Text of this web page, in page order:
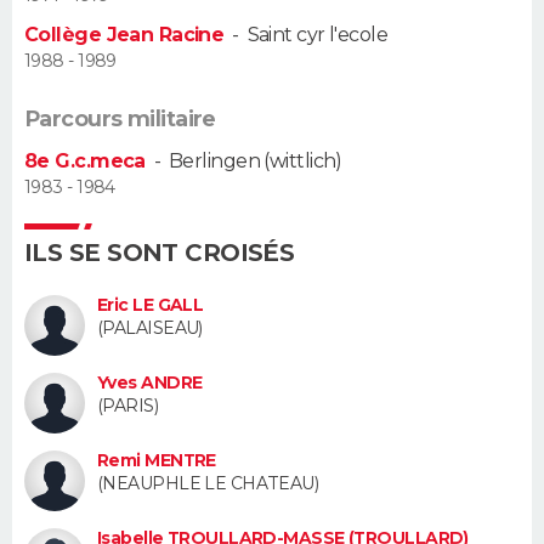
Alimentation
Guide de la santé
Maladies
Médicaments
Sommeil
VOYAGE
PHOTO
GUIDES D'ACHAT
BONS PLANS
Carte de Noël
Carte Bonne année
Carte Saint-Valentin
Carte Pâques
Carte d'anniversaire
DICTIONNAIRE
Dictionnaire
Biographies
Citations
Expressions
Proverbes
PROGRAMME TV
COPAINS D'AVANT
S'inscrire
Se connecter
Lycées
Collèges
Primaires
Universités
Entreprises
Service militaire
Avis de recherche
AVIS DE DÉCÈS
Collège Jean Racine - Saint cyr l'ecole
1988 - 1989
Parcours militaire
8e G.c.meca - Berlingen (wittlich)
1983 - 1984
ILS SE SONT CROISÉS
Eric LE GALL
(PALAISEAU)
Yves ANDRE
(PARIS)
Remi MENTRE
(NEAUPHLE LE CHATEAU)
Isabelle TROULLARD-MASSE (TROULLARD)